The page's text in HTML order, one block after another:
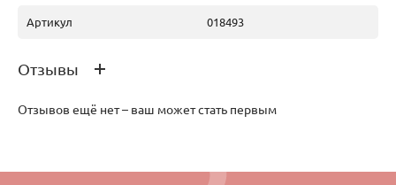
Артикул 018493
Отзывы
Отзывов ещё нет – ваш может стать первым